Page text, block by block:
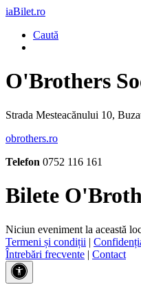
iaBilet.ro
Caută
O'Brothers
Strada Mesteacănului 10,
obrothers.ro
Telefon 0752 116 161
Bilete
Niciun eveniment la această
Termeni și condiții |
Întrebări frecvente | Contact